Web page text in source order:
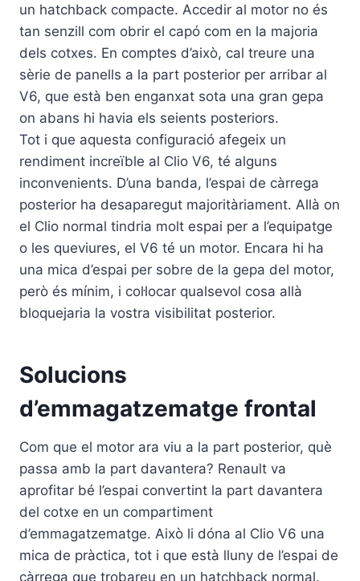
un hatchback compacte. Accedir al motor no és
tan senzill com obrir el capó com en la majoria
dels cotxes. En comptes d’això, cal treure una
sèrie de panells a la part posterior per arribar al
V6, que està ben enganxat sota una gran gepa
on abans hi havia els seients posteriors.
Tot i que aquesta configuració afegeix un
rendiment increïble al Clio V6, té alguns
inconvenients. D’una banda, l’espai de càrrega
posterior ha desaparegut majoritàriament. Allà on
el Clio normal tindria molt espai per a l’equipatge
o les queviures, el V6 té un motor. Encara hi ha
una mica d’espai per sobre de la gepa del motor,
però és mínim, i col·locar qualsevol cosa allà
bloquejaria la vostra visibilitat posterior.
Solucions
d’emmagatzematge frontal
Com que el motor ara viu a la part posterior, què
passa amb la part davantera? Renault va
aprofitar bé l’espai convertint la part davantera
del cotxe en un compartiment
d’emmagatzematge. Això li dóna al Clio V6 una
mica de pràctica, tot i que està lluny de l’espai de
càrrega que trobareu en un hatchback normal.